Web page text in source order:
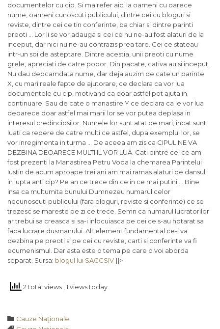
documentelor cu cip. Si ma refer aici la oameni cu oarece
nume, oameni cunoscuti publicului, dintre cei cu bloguri si
reviste, dintre cei ce tin conferinte, ba chiar si dintre parinti
preoti … Lor li se vor adauga si cei ce nu ne-au fost alaturi de la
inceput, dar nici nu ne-au contrazis prea tare. Cei ce stateau
intr-un soi de asteptare. Dintre acestia, unii preoti cu nume
grele, apreciati de catre popor. Din pacate, cativa au si inceput.
Nu dau deocamdata nume, dar deja auzim de cate un parinte
X, cu mari reale fapte de ajutorare, ce declara ca vor lua
documentele cu cip, motivand ca doar astfel pot ajuta in
continuare. Sau de cate o manastire Y ce declara ca le vor lua
deoarece doar astfel mai marii lor se vor putea deplasa in
interesul credinciosilor. Numele lor sunt atat de mari, incat sunt
luati ca repere de catre multi ce astfel, dupa exemplul lor, se
vor inregimenta in turma … De aceea am zis ca CIPUL NE VA
DEZBINA DEOARECE MULTI IL VOR LUA. Cati dintre cei ce am
fost prezenti la Manastirea Petru Voda la chemarea Parintelui
Iustin de acum aproape trei ani am mai ramas alaturi de dansul
in lupta anti cip? Pe an ce trece din ce in ce mai putini … Bine
insa ca multumita bunului Dumnezeu numarul celor
necunoscuti publicului (fara bloguri, reviste si conferinte) ce se
trezesc se mareste pe zi ce trece. Semn ca numarul lucratorilor
ar trebui sa creasca si sa-i inlocuiasca pe cei ce s-au hotarat sa
faca lucrare dusmanului. Alt element fundamental ce-i va
dezbina pe preoti si pe cei cu reviste, carti si conferinte va fi
ecumenismul. Dar asta este o tema pe care o voi aborda
separat. Sursa: blogul lui SACCSIV]]>
2 total views , 1 views today
 Category
Cauze Naţionale